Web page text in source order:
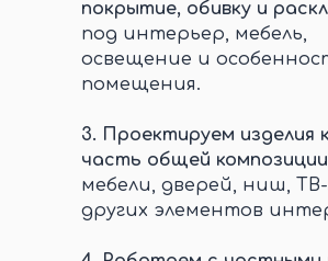
покрытие, обивку и
под интерьер, мебель,
освещение и
помещения.
3. Проектируем изделия
часть общей композиции
мебели, дверей, ниш,
других элементов